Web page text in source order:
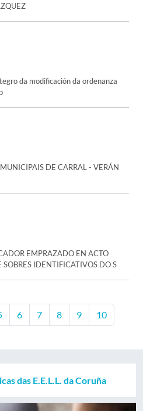
da modificación da ordenanza
DE CARRAL - VERÁN
EMPRAZADO EN ACTO
SOBRES IDENTIFICATIVOS DO S
6 7 8 9 10
das E.E.L.L. da Coruña